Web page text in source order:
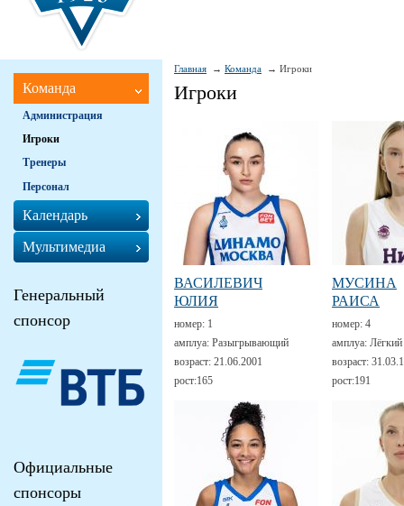
Главная Команда Игроки
Игроки
ВАСИЛЕВИЧ
ЮЛИЯ
номер: 1
амплуа: Разыгрывающий
возраст: 21.06.2001
рост:165
МУСИНА
РАИСА
номер: 4
амплуа:
возраст:
рост:191
Команда
Администрация
Игроки
Тренеры
Персонал
Календарь
Мультимедиа
Генеральный
спонсор
Официальные
спонсоры